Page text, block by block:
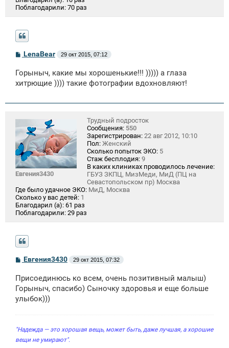
Поблагодарили: 70 раз
С
б
щ
и
LenaBear 29 окт 2015, 07:12
Горыныч, какие мы хорошенькие!!! ))))) а глаза
хитрющие )))) такие фотографии вдохновляют!
Евгения3430
Трудный подросток
Сообщения: 550
Зарегистрирован: 22 авг 2012, 10:10
Пол: Женский
Сколько попыток ЭКО: 5
Стаж бесплодия: 9
В каких клиниках проводилось лечение:
ГБУЗ ЗКПЦ, МизМеди, МиД (ПЦ на
Севастопольском пр) Москва
Где было удачное ЭКО: МиД, Москва
Сколько у вас детей: 1
Благодарил (а): 61 раз
Поблагодарили: 29 раз
С
б
щ
е
н
Евгения3430 29 окт 2015, 07:32
Присоединюсь ко всем, очень позитивный малыш)
Горыныч, спасибо) Сыночку здоровья и еще больше
улыбок)))
"Надежда — это хорошая вещь, может быть, даже лучшая, а хорошие
вещи не умирают".